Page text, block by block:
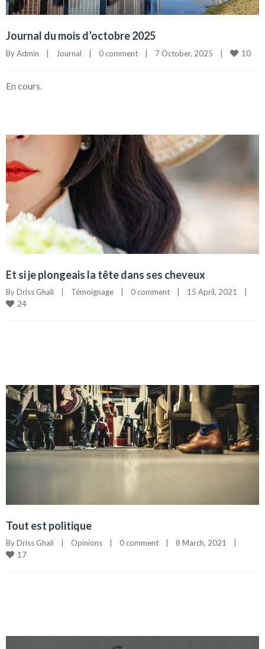
Journal du mois d’octobre 2025
By Admin | Journal | 0 comment | 7 October, 2025 | 10
En cours.
Et si je plongeais la tête dans ses cheveux
By Driss Ghali Témoignage 0 comment 15 April, 2021
24
Tout est politique
By Driss Ghali | Opinions | 0 comment | 8 March, 2021 |
17